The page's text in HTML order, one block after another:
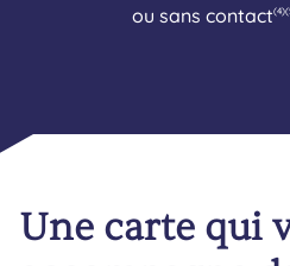
ou sans contact(4)
Une carte qui